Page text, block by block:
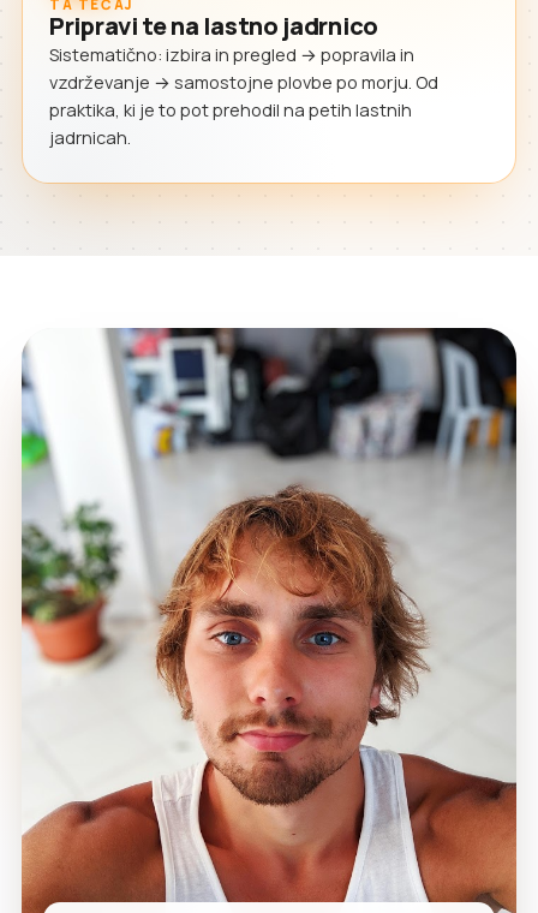
TA TEČAJ
Pripravi te na lastno jadrnico
Sistematično: izbira in pregled → popravila in
vzdrževanje → samostojne plovbe po morju. Od
praktika, ki je to pot prehodil na petih lastnih
jadrnicah.